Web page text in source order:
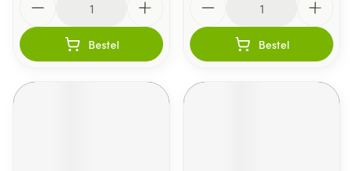
Bestel Bestel